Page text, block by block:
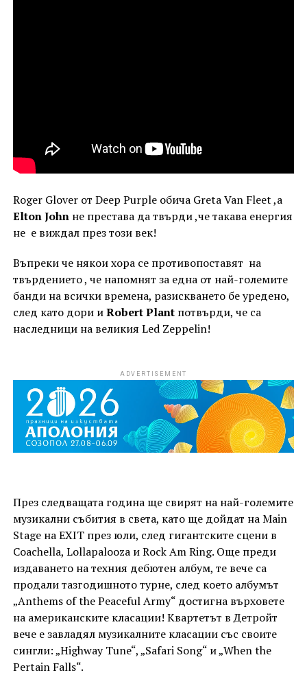
Roger Glover от Deep Purple обича Greta Van Fleet ,а
Elton Johnне престава да твърди ,че такава енергия
не е виждал през този век!
Въпреки че някои хора се противопоставят на
твърдението , че напомнят за една от най-големите
банди на всички времена, разискването бе уредено,
след като дори иRobert Plantпотвърди, че са
наследници на великия Led Zeppelin!
ADVERTISEMENT
През следващата година ще свирят на най-големите
музикални събития в света, като ще дойдат на Main
Stage на EXIT през юли, след гигантските сцени в
Coachella, Lollapalooza и Rock Am Ring. Още преди
издаването на техния дебютен албум, те вече са
продали тазгодишното турне, след което албумът
„Anthems of the Peaceful Army“ достигна върховете
на американските класации! Квартетът в Детройт
вече е завладял музикалните класации със своите
сингли: „Highway Tune“, „Safari Song“ и „When the
Pertain Falls“.